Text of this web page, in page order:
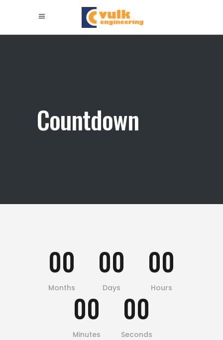
Countdown
00
Months
00
Days
00
Hours
00
Minutes
00
Seconds